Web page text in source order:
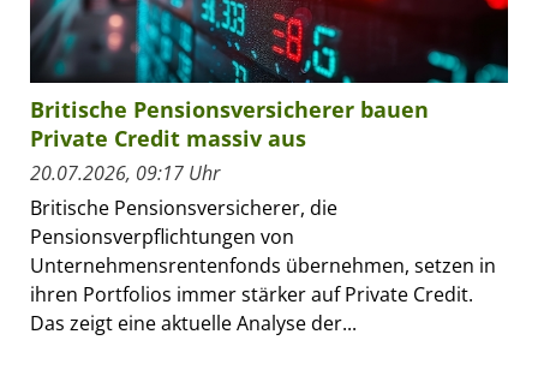
Britische Pensionsversicherer bauen
Private Credit massiv aus
20.07.2026, 09:17 Uhr
Britische Pensionsversicherer, die
Pensionsverpflichtungen von
Unternehmensrentenfonds übernehmen, setzen in
ihren Portfolios immer stärker auf Private Credit.
Das zeigt eine aktuelle Analyse der...